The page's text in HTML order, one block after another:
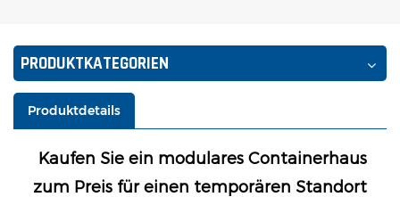
PRODUKTKATEGORIEN
Produktdetails
Kaufen Sie ein modulares Containerhaus
zum Preis für einen temporären Standort